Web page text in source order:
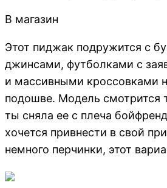
В магазин
Этот пиджак подружится с
джинсами, футболками с
и массивными кроссовками
подошве. Модель смотрится
ты сняла ее с плеча
хочется привнести в свой
немного перчинки, этот